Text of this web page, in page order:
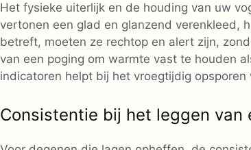
Het fysieke uiterlijk en de houding van uw
vertonen een glad en glanzend verenkleed,
betreft, moeten ze rechtop en alert zijn,
van een poging om warmte vast te houden
indicatoren helpt bij het vroegtijdig
Consistentie bij het leggen van